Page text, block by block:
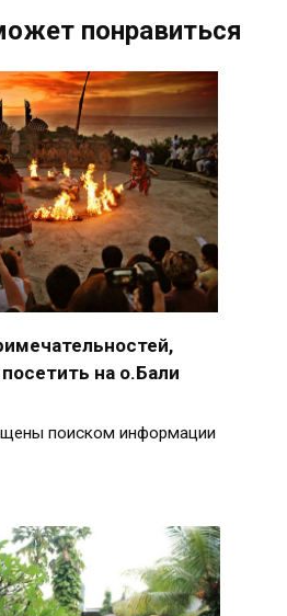
понравиться
на о.Бали
поиском информации